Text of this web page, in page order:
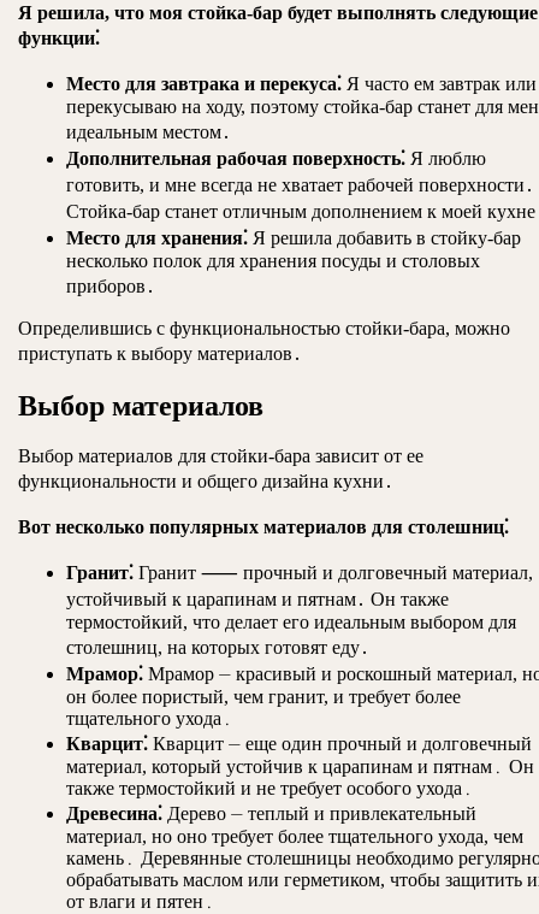
Я решила, что моя стойка-бар будет выполнять следующие
функции⁚
Место для завтрака и перекуса⁚ Я часто ем завтрак или
перекусываю на ходу, поэтому стойка-бар станет для
идеальным местом․
Дополнительная рабочая поверхность⁚ Я люблю
готовить, и мне всегда не хватает рабочей поверхности․
Стойка-бар станет отличным дополнением к моей
Место для хранения⁚ Я решила добавить в стойку-бар
несколько полок для хранения посуды и столовых
приборов․
Определившись с функциональностью стойки-бара, можно
приступать к выбору материалов․
Выбор материалов
Выбор материалов для стойки-бара зависит от ее
функциональности и общего дизайна кухни․
Вот несколько популярных материалов для столешниц⁚
Гранит⁚ Гранит ⸺ прочный и долговечный материал,
устойчивый к царапинам и пятнам․ Он также
термостойкий, что делает его идеальным выбором для
столешниц, на которых готовят еду․
Мрамор⁚ Мрамор ⏤ красивый и роскошный материал,
он более пористый, чем гранит, и требует более
тщательного ухода․
Кварцит⁚ Кварцит ⏤ еще один прочный и долговечный
материал, который устойчив к царапинам и пятнам․ Он
также термостойкий и не требует особого ухода․
Древесина⁚ Дерево ⏤ теплый и привлекательный
материал, но оно требует более тщательного ухода, чем
камень․ Деревянные столешницы необходимо
обрабатывать маслом или герметиком, чтобы защитить
от влаги и пятен․